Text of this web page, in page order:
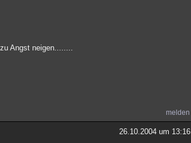
Angst neigen........
melden
26.10.2004 um 13:16